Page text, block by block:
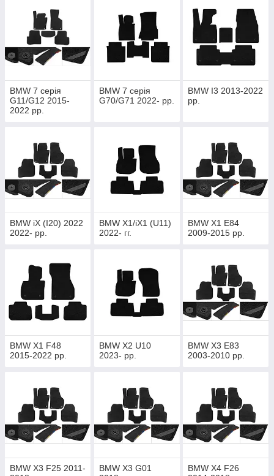
BMW 7 серія
G11/G12 2015-
2022 рр.
BMW 7 серія
G70/G71 2022- рр.
BMW I3 2013-2022
рр.
BMW iX (I20) 2022
2022- рр.
BMW X1/iX1 (U11)
2022- гг.
BMW X1 E84
2009-2015 рр.
BMW X1 F48
2015-2022 рр.
BMW X2 U10
2023- рр.
BMW X3 E83
2003-2010 рр.
BMW X3 F25 2011-
BMW X3 G01
BMW X4 F26